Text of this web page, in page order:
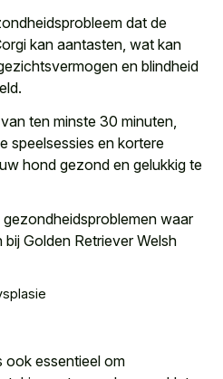
dat de
kan aantasten, wat kan
en blindheid
ten minste 30 minuten,
speelsessies en kortere
uw hond gezond en gelukkig te
waar
Golden Retriever Welsh
ook essentieel om